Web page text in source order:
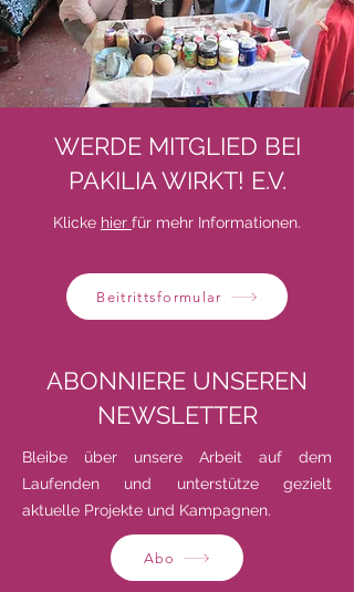
WERDE MITGLIED BEI
PAKILIA WIRKT! E.V.
Klicke hier für mehr Informationen.
Beitrittsformular
ABONNIERE UNSEREN
NEWSLETTER
Bleibe über unsere Arbeit auf dem
Laufenden und unterstütze gezielt
aktuelle Projekte und Kampagnen.
Abo